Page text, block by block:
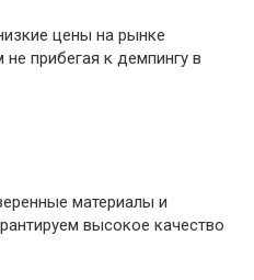
цены на рынке
прибегая к демпингу в
материалы и
высокое качество